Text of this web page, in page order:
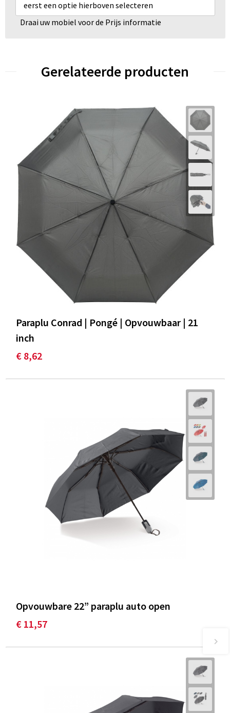
eerst een optie hierboven selecteren
Draai uw mobiel voor de Prijs informatie
Gerelateerde producten
Paraplu Conrad | Pongé | Opvouwbaar | 21
inch
€ 8,62
Opvouwbare 22” paraplu auto open
€ 11,57